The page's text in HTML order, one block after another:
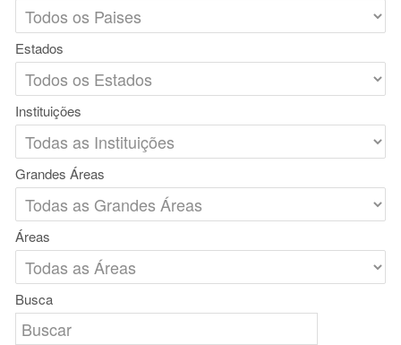
Estados
Instituições
Grandes Áreas
Áreas
Busca